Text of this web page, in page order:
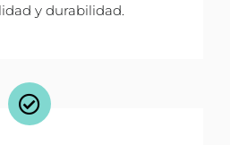
y durabilidad.